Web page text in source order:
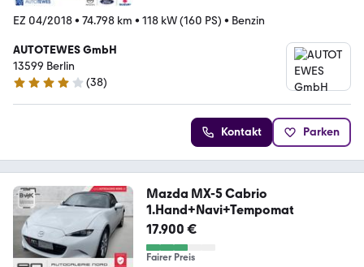
EZ 04/2018• 74.798 km • 118 kW (160 PS) • Benzin
AUTOTEWES GmbH
13599 Berlin
4.1 Sterne
(38)
Kontakt Parken
Mazda MX-5 Cabrio
1.Hand+Navi+Tempomat
17.900 €
Fairer Preis